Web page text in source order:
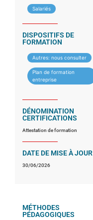
Salariés
DISPOSITIFS DE
FORMATION
Autres: nous consulter
Plan de formation
entreprise
DÉNOMINATION
CERTIFICATIONS
Attestation de formation
DATE DE MISE À JOUR
30/06/2026
MÉTHODES
PÉDAGOGIQUES